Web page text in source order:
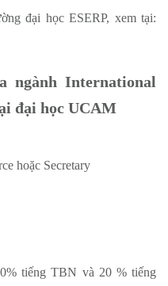
đại học ESERP, xem tại:
ngành International
đại học UCAM
hoặc Secretary
tiếng TBN và 20 % tiếng